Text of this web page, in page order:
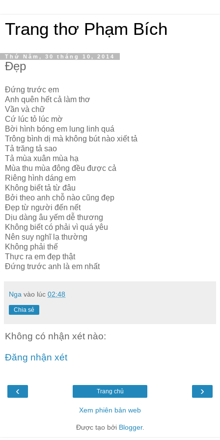
Trang thơ Phạm Bích
Thứ Năm, 30 tháng 10, 2014
Đẹp
Đứng trước em
Anh quên hết cả làm thơ
Vần và chữ
Cứ lúc tỏ lúc mờ
Bời hình bóng em lung linh quá
Trông bình dị mà không bút nào xiết tả
Tả trăng tả sao
Tả mùa xuân mùa hạ
Mùa thu mùa đông đều được cả
Riêng hình dáng em
Không biết tả từ đâu
Bởi theo anh chỗ nào cũng đẹp
Đẹp từ người đến nết
Dịu dàng âu yếm dễ thương
Không biết có phải vì quá yêu
Nên suy nghĩ lạ thường
Không phải thế
Thực ra em đẹp thật
Đứng trước anh là em nhất
Nga vào lúc 02:48
Chia sẻ
Không có nhận xét nào:
Đăng nhận xét
‹ ›
Trang chủ
Xem phiên bản web
Được tạo bởi Blogger.